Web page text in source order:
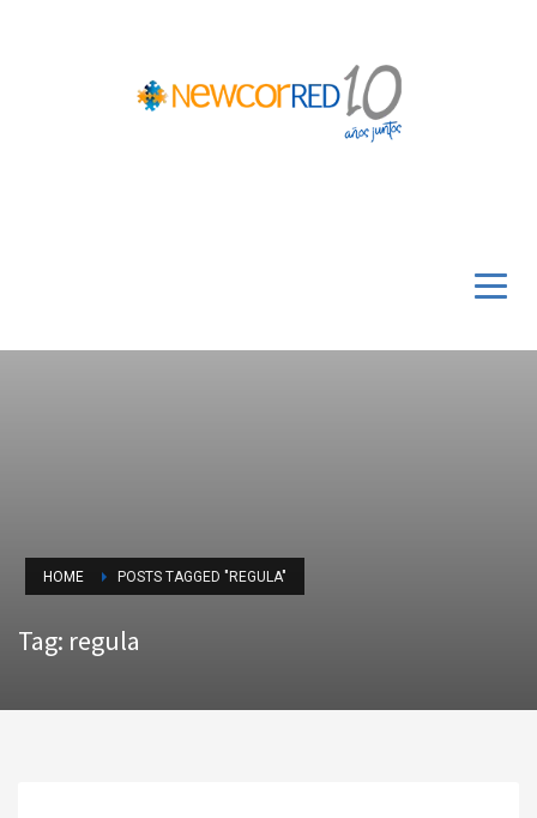
HOME POSTS TAGGED "REGULA"
Tag: regula